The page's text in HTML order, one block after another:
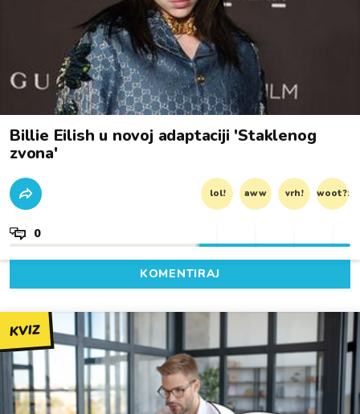
Billie Eilish u novoj adaptaciji 'Staklenog
zvona'
lol! aww vrh! woot?!
0
KOMENTIRAJ
KVIZ